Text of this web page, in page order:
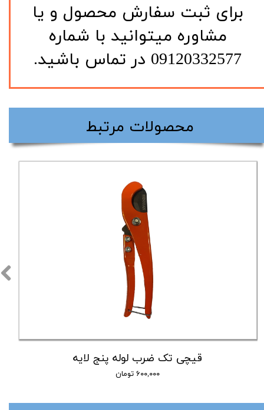
​برای ثبت سفارش محصول و یا
مشاوره میتوانید با شماره
09120332577 در تماس باشید.
​محصولات مرتبط
قیچی تک ضرب لوله پنج لایه
۶۰۰,۰۰۰ تومان